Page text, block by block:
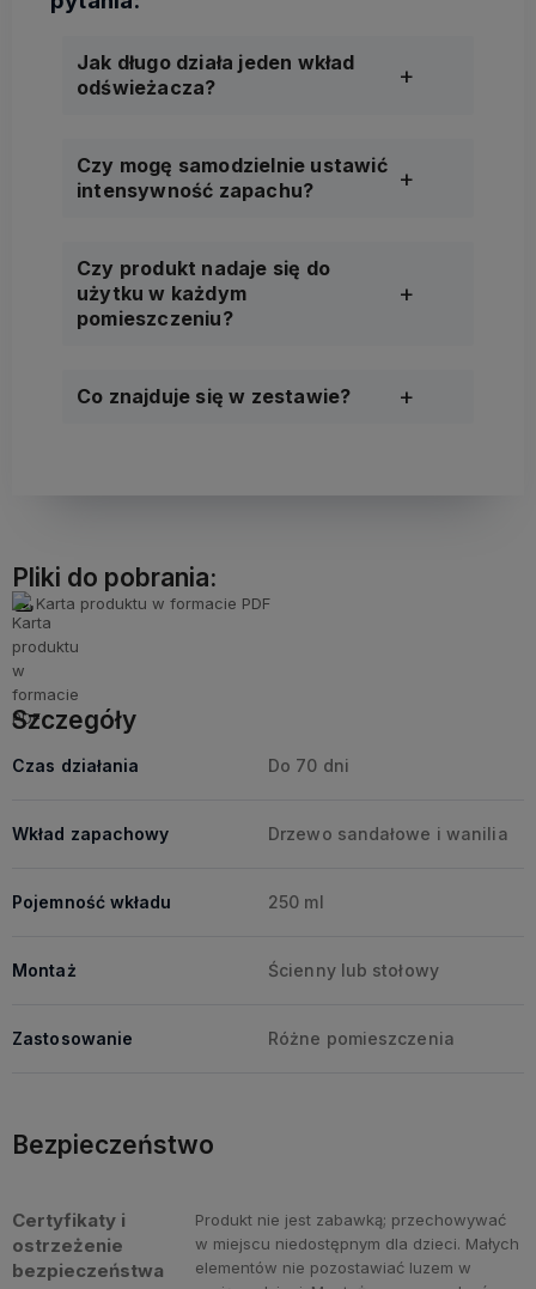
Jak długo działa jeden wkład
odświeżacza?
Czy mogę samodzielnie ustawić
intensywność zapachu?
Czy produkt nadaje się do
użytku w każdym
pomieszczeniu?
Co znajduje się w zestawie?
Pliki do pobrania:
Karta produktu w formacie PDF
Szczegóły
Czas działania Do 70 dni
Wkład zapachowy Drzewo sandałowe i wanilia
Pojemność wkładu 250 ml
Montaż Ścienny lub stołowy
Zastosowanie Różne pomieszczenia
Bezpieczeństwo
Certyfikaty i
ostrzeżenie
bezpieczeństwa
Produkt nie jest zabawką; przechowywać
w miejscu niedostępnym dla dzieci. Małych
elementów nie pozostawiać luzem w